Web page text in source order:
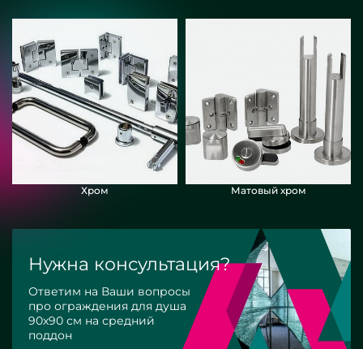
Хром Матовый хром
Нужна консультация?
Ответим на Ваши вопросы
про ограждения для душа
90х90 см на средний
поддон